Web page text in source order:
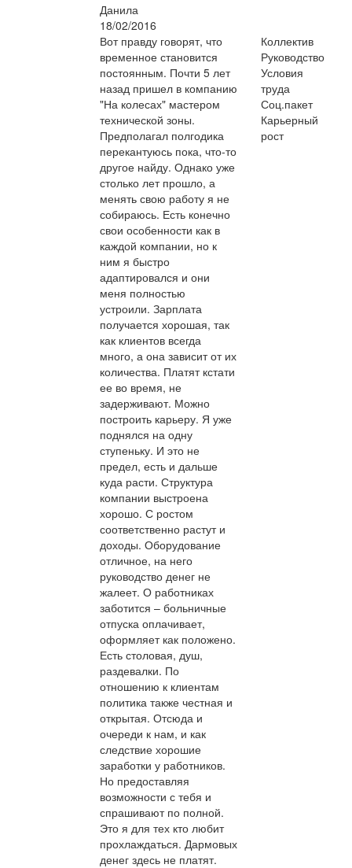
Данила
18/02/2016
Вот правду говорят, что
временное становится
постоянным. Почти 5 лет
назад пришел в компанию
"На колесах" мастером
технической зоны.
Предполагал полгодика
перекантуюсь пока, что-то
другое найду. Однако уже
столько лет прошло, а
менять свою работу я не
собираюсь. Есть конечно
свои особенности как в
каждой компании, но к
ним я быстро
адаптировался и они
меня полностью
устроили. Зарплата
получается хорошая, так
как клиентов всегда
много, а она зависит от их
количества. Платят кстати
ее во время, не
задерживают. Можно
построить карьеру. Я уже
поднялся на одну
ступеньку. И это не
предел, есть и дальше
куда расти. Структура
компании выстроена
хорошо. С ростом
соответственно растут и
доходы. Оборудование
отличное, на него
руководство денег не
жалеет. О работниках
заботится – больничные
отпуска оплачивает,
оформляет как положено.
Есть столовая, душ,
раздевалки. По
отношению к клиентам
политика также честная и
открытая. Отсюда и
очереди к нам, и как
следствие хорошие
заработки у работников.
Но предоставляя
возможности с тебя и
спрашивают по полной.
Это я для тех кто любит
прохлаждаться. Дармовых
денег здесь не платят.
Коллектив
Руководство
Условия
труда
Соц.пакет
Карьерный
рост